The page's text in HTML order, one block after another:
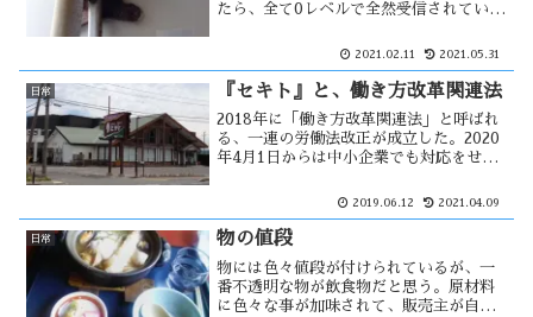
たら、全て0レベルで全然受信されていな
め、アンテナが原因であると考えられ
なくなる。その事で思い当たる節
2021.02.11 2021.05.31
日常 『セキト』と、働き方改革関連法
2018年に「働き方改革関連法」と呼ばれ
る、一連の労働法改正が成立した。2020
年4月1日からは中小企業でも対応をせま
店があり、経営の安定している企業と思
た。法律遵守のためには・・
2019.06.12 2021.04.09
日常 物の値段
物には色々値段が付けられているが、一
番不透明な物が飲食物だと思う。原材料
に色々な事が加味されて、販売主が自由